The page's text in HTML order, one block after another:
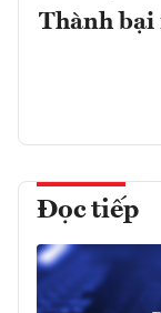
Thành bại
Đọc tiếp